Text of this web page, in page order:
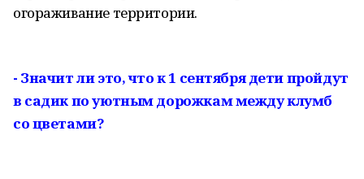
огораживание территории.
- Значит ли это, что к 1 сентября дети пройдут
в садик по уютным дорожкам между клумб
со цветами?